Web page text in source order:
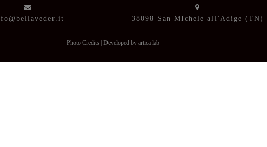
38098 San MIchele all'Adige (TN)
Photo Credits Developed by artica lab